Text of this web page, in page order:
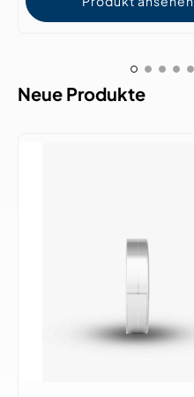
Neue Produkte